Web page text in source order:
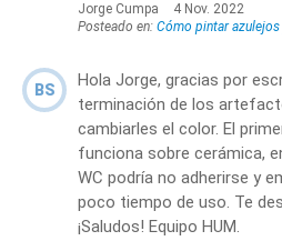
Jorge Cumpa
4 Nov. 2022
Posteado en: Cómo pintar
BS
Hola Jorge, gracias por
terminación de los
cambiarles el color. El
funciona sobre cerámica,
WC podría no adherirse y
poco tiempo de uso. Te
¡Saludos! Equipo HUM.